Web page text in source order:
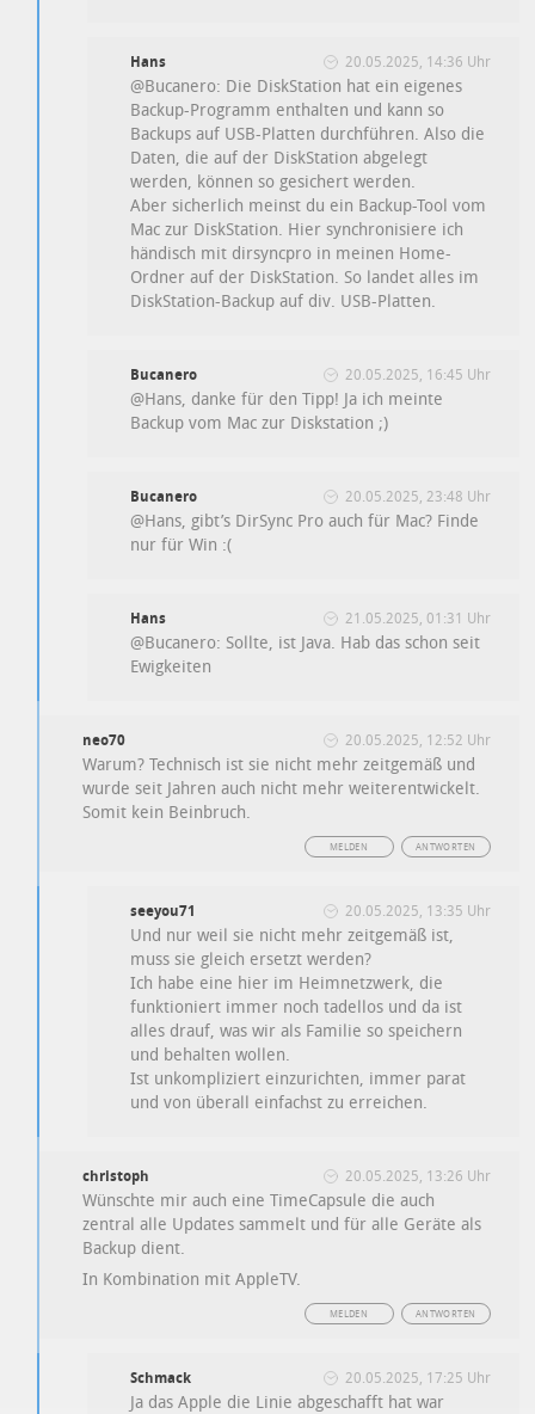
Hans 20.05.2025, 14:36 Uhr
@Bucanero: Die DiskStation hat ein eigenes
Backup-Programm enthalten und kann so
Backups auf USB-Platten durchführen. Also die
Daten, die auf der DiskStation abgelegt
werden, können so gesichert werden.
Aber sicherlich meinst du ein Backup-Tool vom
Mac zur DiskStation. Hier synchronisiere ich
händisch mit dirsyncpro in meinen Home-
Ordner auf der DiskStation. So landet alles im
DiskStation-Backup auf div. USB-Platten.
Bucanero 20.05.2025, 16:45 Uhr
@Hans, danke für den Tipp! Ja ich meinte
Backup vom Mac zur Diskstation ;)
Bucanero 20.05.2025, 23:48 Uhr
@Hans, gibt’s DirSync Pro auch für Mac? Finde
nur für Win :(
Hans 21.05.2025, 01:31 Uhr
@Bucanero: Sollte, ist Java. Hab das schon seit
Ewigkeiten
neo70 20.05.2025, 12:52 Uhr
Warum? Technisch ist sie nicht mehr zeitgemäß und
wurde seit Jahren auch nicht mehr weiterentwickelt.
Somit kein Beinbruch.
ANTWORTEN
MELDEN
seeyou71 20.05.2025, 13:35 Uhr
Und nur weil sie nicht mehr zeitgemäß ist,
muss sie gleich ersetzt werden?
Ich habe eine hier im Heimnetzwerk, die
funktioniert immer noch tadellos und da ist
alles drauf, was wir als Familie so speichern
und behalten wollen.
Ist unkompliziert einzurichten, immer parat
und von überall einfachst zu erreichen.
christoph 20.05.2025, 13:26 Uhr
Wünschte mir auch eine TimeCapsule die auch
zentral alle Updates sammelt und für alle Geräte als
Backup dient.
In Kombination mit AppleTV.
ANTWORTEN
MELDEN
Schmack 20.05.2025, 17:25 Uhr
Ja das Apple die Linie abgeschafft hat war